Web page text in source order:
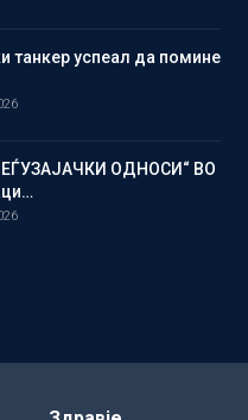
танкер успеал да помине
ОДНОСИ“ ВО